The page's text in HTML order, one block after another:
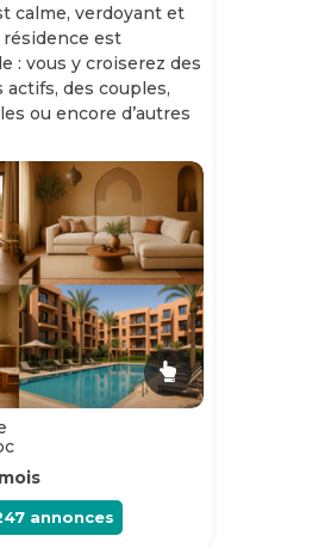
calme, verdoyant et
résidence est
: vous y croiserez des
des couples,
ou encore d’autres
annonces